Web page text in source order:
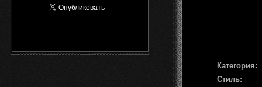
Категория:
Стиль: